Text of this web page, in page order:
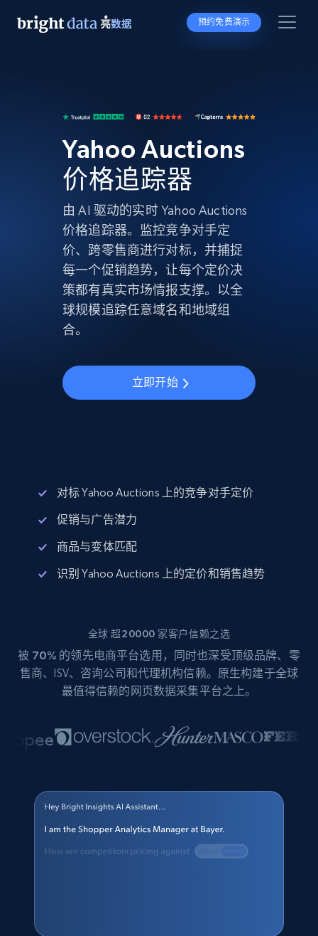
预约免费演示
Yahoo Auctions
价格追踪器
由 AI 驱动的实时 Yahoo Auctions
价格追踪器。监控竞争对手定
价、跨零售商进行对标，并捕捉
每一个促销趋势，让每个定价决
策都有真实市场情报支撑。以全
球规模追踪任意域名和地域组
合。
立即开始
对标 Yahoo Auctions 上的竞争对手定价
促销与广告潜力
商品与变体匹配
识别 Yahoo Auctions 上的定价和销售趋势
全球 超20000 家客户信赖之选
被 70% 的领先电商平台选用，同时也深受顶级品牌、零
售商、ISV、咨询公司和代理机构信赖。原生构建于全球
最值得信赖的网页数据采集平台之上。